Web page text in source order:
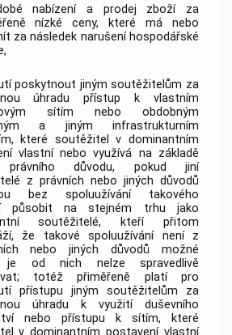
nabízení a prodej zboží za
nízké ceny, které má nebo
za následek narušení hospodářské
poskytnout jinýmsoutěžitelům za
úhradu přístup k vlastním
sítím nebo obdobným
a jiným infrastrukturním
které soutěžitel
v dominantním
vlastní nebo využívá na základě
právního důvodu, pokud jiní
z právních nebo jiných důvodů
bez spoluužívání takového
působit na stejném trhu jako
soutěžitelé, kteří přitom
že takové spoluužívání není z
nebo jiných důvodů možné
je od nich nelze spravedlivě
totéž přiměřeně platí pro
přístupu jiným soutěžitelům za
úhradu k využití duševního
nebo přístupu k sítím, které
v dominantním postavení vlastní